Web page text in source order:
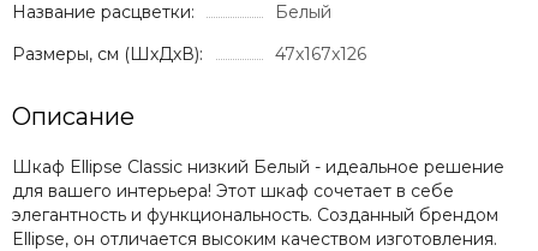
Название расцветки:
Белый
Размеры, см (ШхДхВ):
47x167x126
Описание
Шкаф Ellipse Classic низкий Белый - идеальное решение
для вашего интерьера! Этот шкаф сочетает в себе
элегантность и функциональность. Созданный брендом
Ellipse, он отличается высоким качеством изготовления.